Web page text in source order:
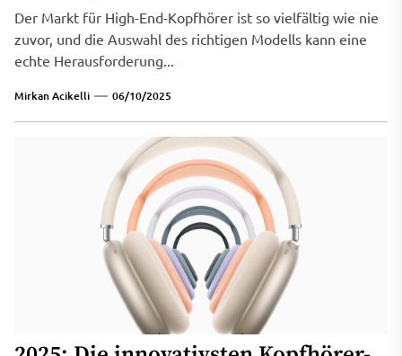
Der Markt für High-End-Kopfhörer ist so vielfältig wie nie
zuvor, und die Auswahl des richtigen Modells kann eine
echte Herausforderung...
Mirkan Acikelli 06/10/2025